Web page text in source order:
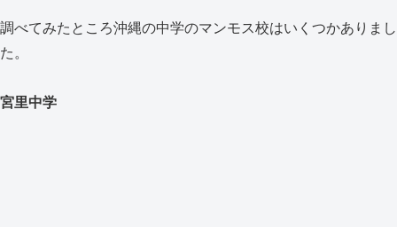
調べてみたところ沖縄の中学のマンモス校はいくつかありまし
た。
宮里中学